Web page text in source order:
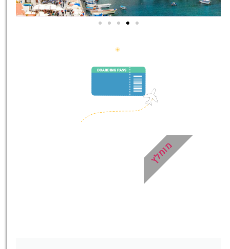
הדרכה מקצועית ואינפורמטיבית
במיוחד עבורכם!
לחצו פה!
מומלץ